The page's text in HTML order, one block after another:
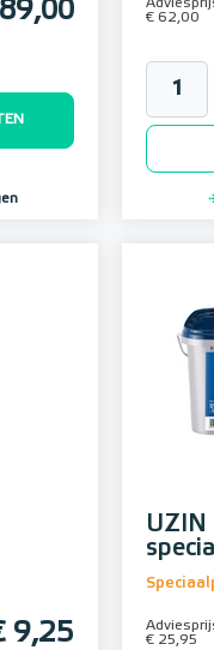
€ 62,00
9,25
UZIN
€ 25,95